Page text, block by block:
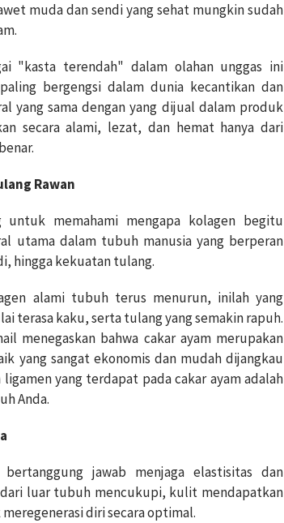
muda dan sendi yang sehat mungkin sudah
"kasta terendah" dalam olahan unggas ini
bergengsi dalam dunia kecantikan dan
yang sama dengan yang dijual dalam produk
secara alami, lezat, dan hemat hanya dari
Rawan
memahami mengapa kolagen begitu
utama dalam tubuh manusia yang berperan
hingga kekuatan tulang.
alami tubuh terus menurun, inilah yang
terasa kaku, serta tulang yang semakin rapuh.
menegaskan bahwa cakar ayam merupakan
yang sangat ekonomis dan mudah dijangkau
yang terdapat pada cakar ayam adalah
Anda.
jawab menjaga elastisitas dan
luar tubuh mencukupi, kulit mendapatkan
diri secara optimal.